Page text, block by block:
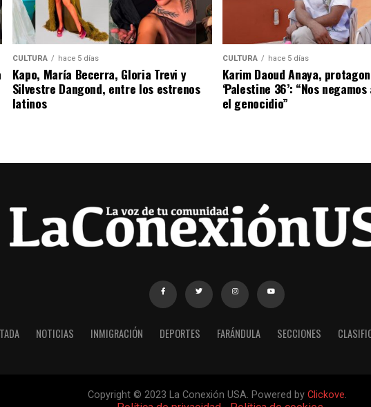
CULTURA hace 5 días
Kapo, María Becerra, Gloria Trevi y
Silvestre Dangond, entre los estrenos
latinos
CULTURA hace 5 días
Karim Daoud Anaya,
‘Palestine 36’: “Nos
el genocidio”
NOTICIAS INMIGRACIÓN DEPORTES FARÁNDULA SECCIONES
Copyright © 2023 La Conexión USA. Powered by Clickove.